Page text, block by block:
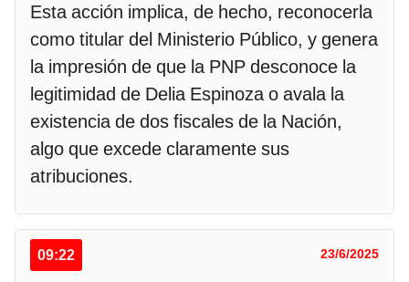
Esta acción implica, de hecho, reconocerla
como titular del Ministerio Público, y genera
la impresión de que la PNP desconoce la
legitimidad de Delia Espinoza o avala la
existencia de dos fiscales de la Nación,
algo que excede claramente sus
atribuciones.
09:22 23/6/2025